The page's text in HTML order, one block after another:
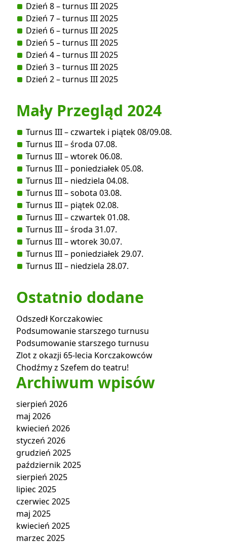
Dzień 8 – turnus III 2025
Dzień 7 – turnus III 2025
Dzień 6 – turnus III 2025
Dzień 5 – turnus III 2025
Dzień 4 – turnus III 2025
Dzień 3 – turnus III 2025
Dzień 2 – turnus III 2025
Mały Przegląd 2024
Turnus III – czwartek i piątek 08/09.08.
Turnus III – środa 07.08.
Turnus III – wtorek 06.08.
Turnus III – poniedziałek 05.08.
Turnus III – niedziela 04.08.
Turnus III – sobota 03.08.
Turnus III – piątek 02.08.
Turnus III – czwartek 01.08.
Turnus III – środa 31.07.
Turnus III – wtorek 30.07.
Turnus III – poniedziałek 29.07.
Turnus III – niedziela 28.07.
Ostatnio dodane
Odszedł Korczakowiec
Podsumowanie starszego turnusu
Podsumowanie starszego turnusu
Zlot z okazji 65-lecia Korczakowców
Chodźmy z Szefem do teatru!
Archiwum wpisów
sierpień 2026
maj 2026
kwiecień 2026
styczeń 2026
grudzień 2025
październik 2025
sierpień 2025
lipiec 2025
czerwiec 2025
maj 2025
kwiecień 2025
marzec 2025